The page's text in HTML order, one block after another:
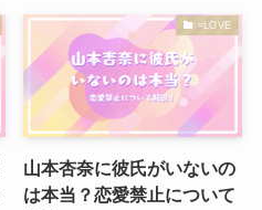
=LOVE
山本杏奈に彼氏がいないの
は本当？恋愛禁止について